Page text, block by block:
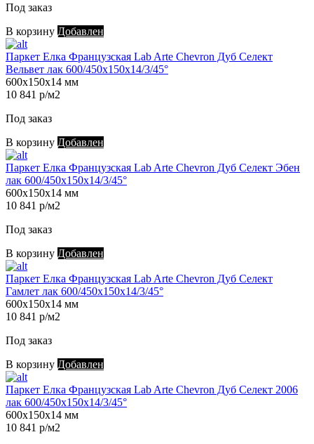
Под заказ
В корзину Добавлен
Паркет Елка Французская Lab Arte Chevron Дуб Селект
Вельвет лак 600/450х150х14/3/45°
600х150х14 мм
10 841 р/м2
Под заказ
В корзину Добавлен
Паркет Елка Французская Lab Arte Chevron Дуб Селект Эбен
лак 600/450х150х14/3/45°
600х150х14 мм
10 841 р/м2
Под заказ
В корзину Добавлен
Паркет Елка Французская Lab Arte Chevron Дуб Селект
Гамлет лак 600/450х150х14/3/45°
600х150х14 мм
10 841 р/м2
Под заказ
В корзину Добавлен
Паркет Елка Французская Lab Arte Chevron Дуб Селект 2006
лак 600/450х150х14/3/45°
600х150х14 мм
10 841 р/м2